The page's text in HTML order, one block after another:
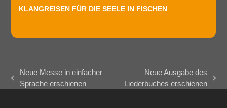
KLANGREISEN FÜR DIE SEELE IN FISCHEN
vorheriger
Neue Messe in einfacher
Sprache erschienen
Nächster
Neue Ausgabe des
Liederbuches erschienen